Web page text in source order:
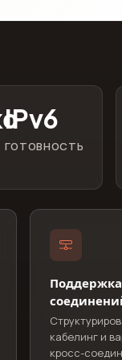
IPv6
ГОТОВНОСТЬ
кабелинг и
кросс-